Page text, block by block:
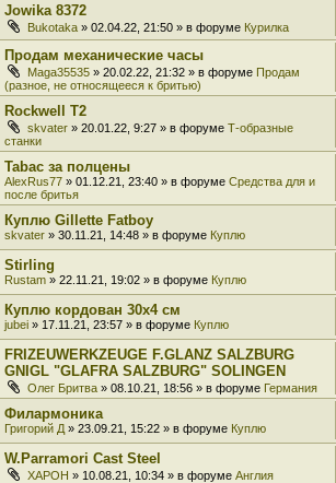
Jowika 8372
Bukotaka » 02.04.22, 21:50 » в форуме Курилка
Продам механические часы
Maga35535 » 20.02.22, 21:32 » в форуме Продам
(разное, не относящееся к бритью)
Rockwell T2
skvater » 20.01.22, 9:27 » в форуме Т-образные
станки
Tabac за полцены
AlexRus77 » 01.12.21, 23:40 » в форуме Средства для и
после бритья
Куплю Gillette Fatboy
skvater » 30.11.21, 14:48 » в форуме Куплю
Stirling
Rustam » 22.11.21, 19:02 » в форуме Куплю
Куплю кордован 30x4 см
jubei » 17.11.21, 23:57 » в форуме Куплю
FRIZEUWERKZEUGE F.GLANZ SALZBURG
GNIGL "GLAFRA SALZBURG" SOLINGEN
Олег Бритва » 08.10.21, 18:56 » в форуме Германия
Филармоника
Григорий Д » 23.09.21, 15:22 » в форуме Куплю
W.Parramori Cast Steel
XAPOH » 10.08.21, 10:34 » в форуме Англия